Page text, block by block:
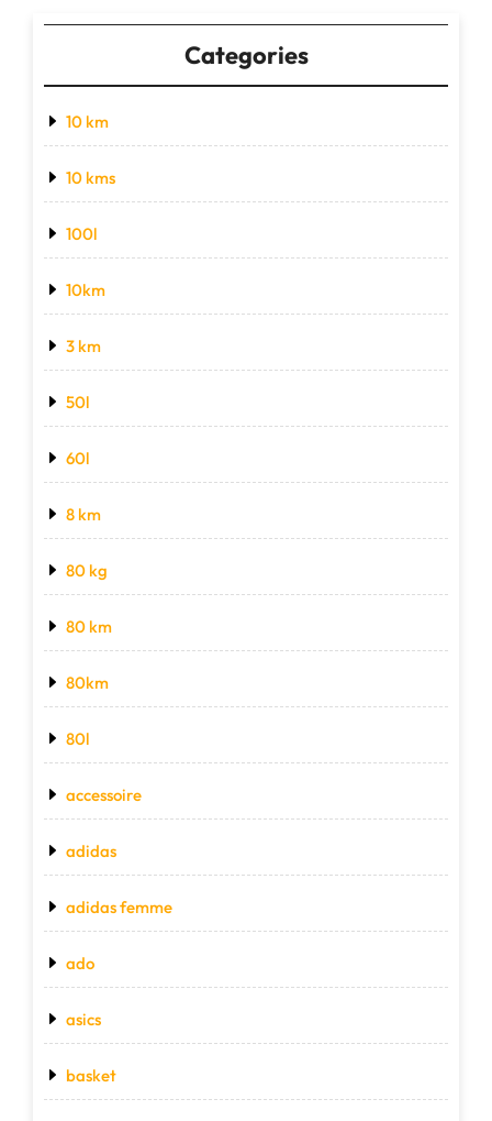
Categories
10 km
10 kms
100l
10km
3 km
50l
60l
8 km
80 kg
80 km
80km
80l
accessoire
adidas
adidas femme
ado
asics
basket